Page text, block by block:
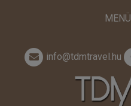
MENÜ
info@tdmtravel.hu